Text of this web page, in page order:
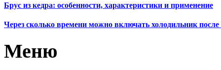
Брус из кедра: особенности, характеристики и применение
Через сколько времени можно включать холодильник
Меню